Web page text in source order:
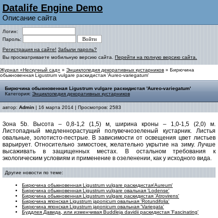
Datalife Engine Demo
Описание сайта
Логин:
Пароль:
Регистрация на сайте! Забыли пароль?
Вы просматриваете мобильную версию сайта. Перейти на полную версию сайта.
Журнал «Нескучный сад» » Энциклопедия декоративных кустарников » Бирючина
обыкновенная Ligustrum vulgare раскидистая 'Aureo-variegatum'
Бирючина обыкновенная Ligustrum vulgare раскидистая 'Aureo-variegatum'
Категория: Энциклопедия декоративных кустарников
автор: Admin | 16 марта 2014 | Просмотров: 2583
Зона 5b. Высота – 0,8-1,2 (1,5) м, ширина кроны – 1,0-1,5 (2,0) м.
Листопадный медленнорастущий полувечнозеленый кустарник. Листья
овальные, золотисто-пестрые. В зависимости от освещения цвет листьев
варьирует. Относительно зимостоек, желательно укрытие на зиму. Лучше
высаживать в защищенных местах. В остальном требования к
экологическим условиям и применение в озеленении, как у исходного вида.
Другие новости по теме:
Бирючина обыкновенная Ligustrum vulgare раскидистая'Аureum'
Бирючина обыкновенная Ligustrum vulgare овальная 'Lodense'
Бирючина обыкновенная Ligustrum vulgare раскидистая 'Atrovirens'
Бирючина японская Ligustrum japonicum овальная 'Rotundifolia'
Бирючина японская Ligustrum japonicum овальная 'Variegata'
Буддлея Давида, или изменчивая Buddleja davidii раскидистая 'Fascinating'